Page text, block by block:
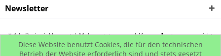
Newsletter
* Alle Preise inkl. gesetzl. Mehrwertsteuer zzgl.Versandkosten, wenn nicht
anders beschrieben
Diese Website benutzt Cookies, die für den technischen
Betrieb der Website erforderlich sind und stets gesetzt